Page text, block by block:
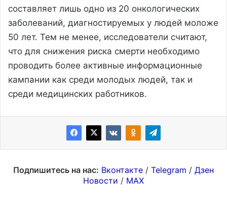
составляет лишь одно из 20 онкологических
заболеваний, диагностируемых у людей моложе
50 лет. Тем не менее, исследователи считают,
что для снижения риска смерти необходимо
проводить более активные информационные
кампании как среди молодых людей, так и
среди медицинских работников.
Подпишитесь на нас: Вконтакте / Telegram / Дзен
Новости / MAX